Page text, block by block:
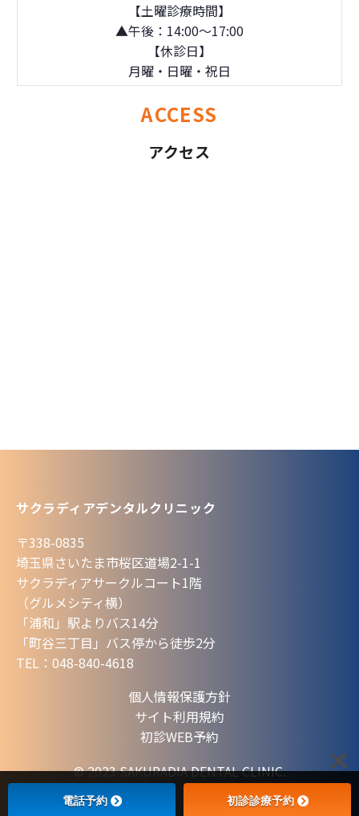
【土曜診療時間】
▲午後：14:00～17:00
【休診日】
月曜・日曜・祝日
ACCESS
アクセス
サクラディアデンタルクリニック
〒338-0835
埼玉県さいたま市桜区道場2-1-1
サクラディアサークルコート1階
（グルメシティ横）
「浦和」駅よりバス14分
「町谷三丁目」バス停から徒歩2分
TEL：048-840-4618
個人情報保護方針
サイト利用規約
初診WEB予約
© 2023 SAKURADIA DENTAL CLINIC.
電話予約 初診診療予約